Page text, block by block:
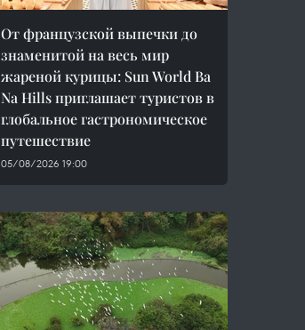
От французской выпечки до
знаменитой на весь мир
жареной курицы: Sun World Ba
Na Hills приглашает туристов в
глобальное гастрономическое
путешествие
05/08/2026 19:00